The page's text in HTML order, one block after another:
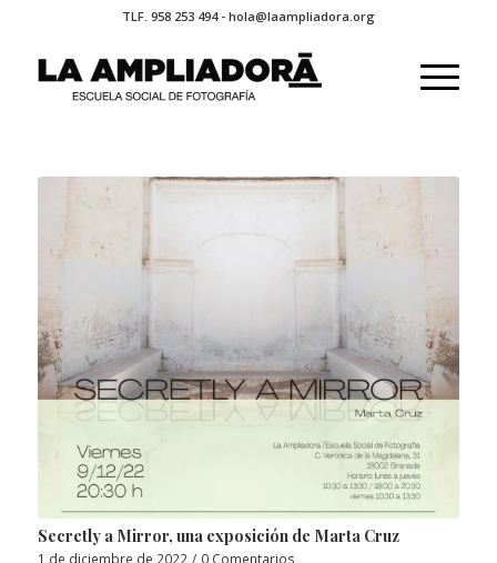
TLF. 958 253 494 - hola@laampliadora.org
Secretly a Mirror, una exposición de Marta Cruz
1 de diciembre de 2022 / 0 Comentarios